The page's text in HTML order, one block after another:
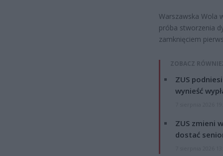
Warszawska Wola
próba stworzenia
zamknięciem
ZOBACZ
ZUS
wynieść
ZUS zmieni
dostać